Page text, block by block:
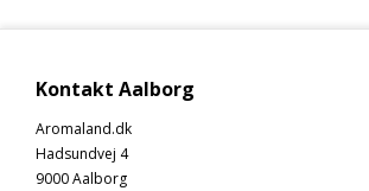
Kontakt Aalborg
Aromaland.dk
Hadsundvej 4
9000 Aalborg